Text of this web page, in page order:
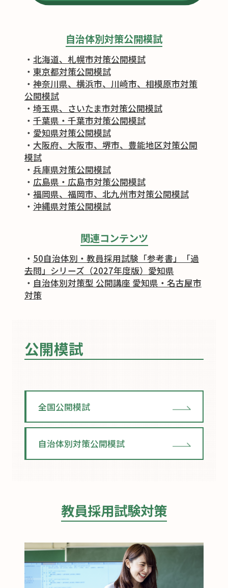
自治体別対策公開模試
・ 北海道、札幌市対策公開模試
・ 東京都対策公開模試
・ 神奈川県、横浜市、川崎市、相模原市対策
公開模試
・ 埼玉県、さいたま市対策公開模試
・ 千葉県・千葉市対策公開模試
・ 愛知県対策公開模試
・ 大阪府、大阪市、堺市、豊能地区対策公開
模試
・ 兵庫県対策公開模試
・ 広島県・広島市対策公開模試
・ 福岡県、福岡市、北九州市対策公開模試
・ 沖縄県対策公開模試
関連コンテンツ
・ 50自治体別・教員採用試験「参考書」「過
去問」シリーズ（2027年度版）愛知県
・ 自治体別対策型 公開講座 愛知県・名古屋市
対策
公開模試
全国公開模試
自治体別対策公開模試
教員採用試験対策